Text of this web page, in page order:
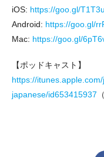
iOS: https://goo.gl/
Android: https://goo.gl/
Mac: https://goo.gl/
【ポッドキャスト】
https://
japanese/id653415937